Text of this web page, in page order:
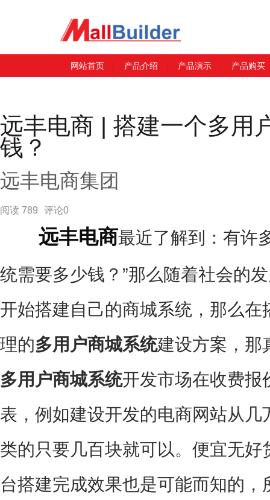
网站首页 产品介绍 产品演示 产品购买
远丰电商 | 搭建一个多用
钱？
远丰电商集团
阅读 789 评论0
远丰电商最近了解到：有许
统需要多少钱？”那么随着社会的
开始搭建自己的商城系统，那么
理的多用户商城系统建设方案，那
多用户商城系统开发市场在收费报
表，例如建设开发的电商网站从
类的只要几百块就可以。便宜无
台搭建完成效果也是可能而知的